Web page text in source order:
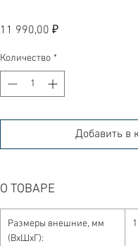
11 990,00 ₽Цена
Количество *
Добавить в
О ТОВАРЕ
Размеры внешние, мм
(ВхШхГ):